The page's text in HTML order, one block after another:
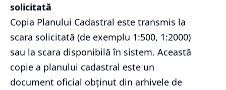
solicitată
Copia Planului Cadastral este transmis la
scara solicitată (de exemplu 1:500, 1:2000)
sau la scara disponibilă în sistem. Această
copie a planului cadastral este un
document oficial obținut din arhivele de